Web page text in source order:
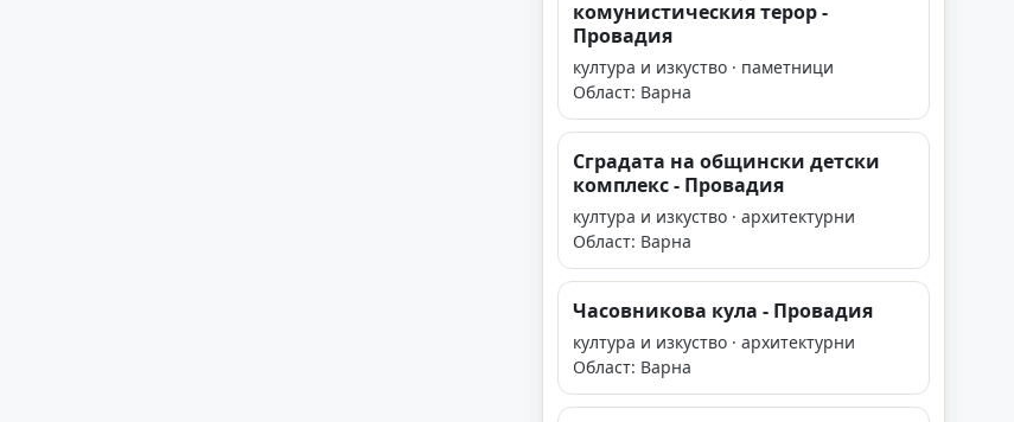
комунистическия терор -
Провадия
култура и изкуство · паметници
Област: Варна
Сградата на общински детски
комплекс - Провадия
култура и изкуство · архитектурни
Област: Варна
Часовникова кула - Провадия
култура и изкуство · архитектурни
Област: Варна